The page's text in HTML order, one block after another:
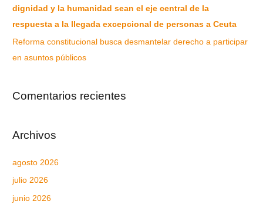
dignidad y la humanidad sean el eje central de la
respuesta a la llegada excepcional de personas a Ceuta
Reforma constitucional busca desmantelar derecho a participar
en asuntos públicos
Comentarios recientes
Archivos
agosto 2026
julio 2026
junio 2026